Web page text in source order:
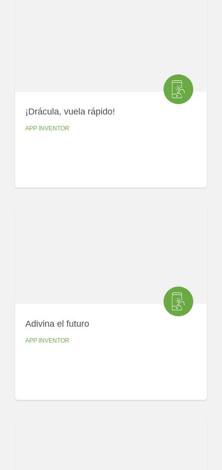
¡Drácula, vuela rápido!
APP INVENTOR
Adivina el futuro
APP INVENTOR